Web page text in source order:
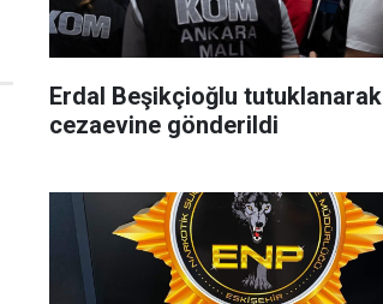
Erdal Beşikçioğlu tutuklanarak
cezaevine gönderildi